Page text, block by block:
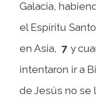
Galacia,
el Espíritu
en Asia, 7 y
intentaron ir a
de Jesús no se